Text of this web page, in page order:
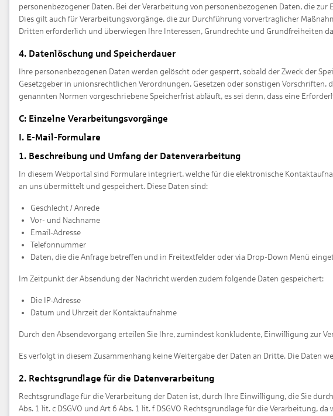
personenbezogener Daten. Bei der Verarbeitung von personenbezogenen Daten, die
Dies gilt auch für Verarbeitungsvorgänge, die zur Durchführung vorvertraglicher
Dritten erforderlich und überwiegen Ihre Interessen, Grundrechte und Grundfreiheiten
4. Datenlöschung und Speicherdauer
Ihre personenbezogenen Daten werden gelöscht oder gesperrt, sobald der Zweck der
Gesetzgeber in unionsrechtlichen Verordnungen, Gesetzen oder sonstigen
genannten Normen vorgeschriebene Speicherfrist abläuft, es sei denn, dass eine
C: Einzelne Verarbeitungsvorgänge
I. E-Mail-Formulare
1. Beschreibung und Umfang der Datenverarbeitung
In diesem Webportal sind Formulare integriert, welche für die elektronische
an uns übermittelt und gespeichert. Diese Daten sind:
Geschlecht / Anrede
Vor- und Nachname
Email-Adresse
Telefonnummer
Daten, die die Anfrage betreffen und in Freitextfelder oder via Drop-Down Menü
Im Zeitpunkt der Absendung der Nachricht werden zudem folgende Daten gespeichert:
Die IP-Adresse
Datum und Uhrzeit der Kontaktaufnahme
Durch den Absendevorgang erteilen Sie Ihre, zumindest konkludente, Einwilligung zur
Es verfolgt in diesem Zusammenhang keine Weitergabe der Daten an Dritte. Die Daten
2. Rechtsgrundlage für die Datenverarbeitung
Rechtsgrundlage für die Verarbeitung der Daten ist, durch Ihre Einwilligung, die Sie
Abs. 1 lit. c DSGVO und Art 6 Abs. 1 lit. f DSGVO Rechtsgrundlage für die